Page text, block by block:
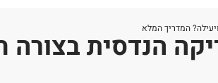
המדריך המלאהנדסית בצורה